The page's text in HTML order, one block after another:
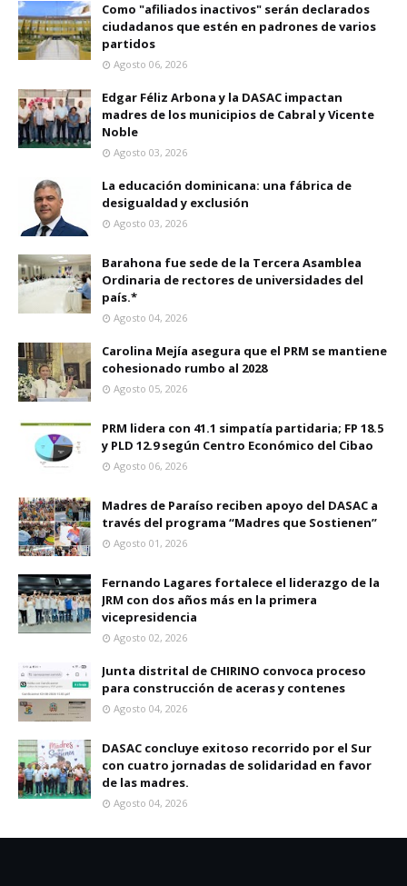
Como "afiliados inactivos" serán declarados
ciudadanos que estén en padrones de varios
partidos
Agosto 06, 2026
Edgar Féliz Arbona y la DASAC impactan
madres de los municipios de Cabral y Vicente
Noble
Agosto 03, 2026
La educación dominicana: una fábrica de
desigualdad y exclusión
Agosto 03, 2026
Barahona fue sede de la Tercera Asamblea
Ordinaria de rectores de universidades del
país.*
Agosto 04, 2026
Carolina Mejía asegura que el PRM se mantiene
cohesionado rumbo al 2028
Agosto 05, 2026
PRM lidera con 41.1 simpatía partidaria; FP 18.5
y PLD 12.9 según Centro Económico del Cibao
Agosto 06, 2026
Madres de Paraíso reciben apoyo del DASAC a
través del programa “Madres que Sostienen”
Agosto 01, 2026
Fernando Lagares fortalece el liderazgo de la
JRM con dos años más en la primera
vicepresidencia
Agosto 02, 2026
Junta distrital de CHIRINO convoca proceso
para construcción de aceras y contenes
Agosto 04, 2026
DASAC concluye exitoso recorrido por el Sur
con cuatro jornadas de solidaridad en favor
de las madres.
Agosto 04, 2026